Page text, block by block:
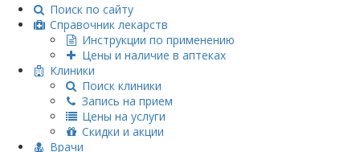
Поиск по сайту
Справочник лекарств
Инструкции по применению
Цены и наличие в аптеках
Клиники
Поиск клиники
Запись на прием
Цены на услуги
Скидки и акции
Врачи